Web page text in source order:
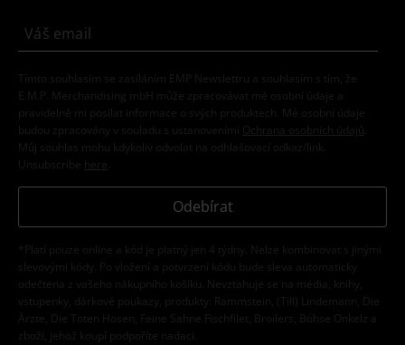
Tímto souhlasím se zasíláním EMP Newslettru a souhlasím s tím, že
E.M.P. Merchandising mbH může zpracovávat mé osobní údaje a
pravidelně mi posílat informace o svých produktech. Mé osobní údaje
budou zpracovány v souladu s ustanoveními
Ochrana osobních údajů
Můj souhlas mohu kdykoliv odvolat na odhlašovací odkaz/link.
Unsubscribe here
Odebírat
*Platí pouze online a kód je platný jen 4 týdny. Nelze kombinovat s jinými
slevovými kódy. Po vložení a potvrzení kódu bude sleva automaticky
odečtena z vašeho nákupního košíku. Nevztahuje se na média, knihy,
vstupenky, dárkové poukazy, produkty: Rammstein, (Till) Lindemann, Die
Ärzte, Die Toten Hosen, Feine Sahne Fischfilet, Broilers, Böhse Onkelz a
zboží, jehož koupí podpoříte nadaci.